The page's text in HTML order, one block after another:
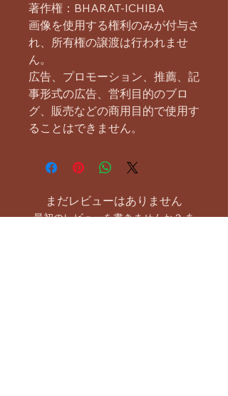
著作権：BHARAT-ICHIBA
画像を使用する権利のみが付与さ
れ、所有権の譲渡は行われませ
ん。
広告、プロモーション、推薦、記
事形式の広告、営利目的のブロ
グ、販売などの商用目的で使用す
ることはできません。
まだレビューはありません
最初のレビューを書きませんか？ あ